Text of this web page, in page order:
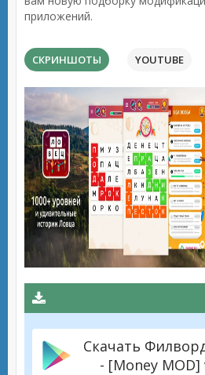
приложений.
СКРИНШОТЫ YOUTUBE
Скачать
- [Money MOD]